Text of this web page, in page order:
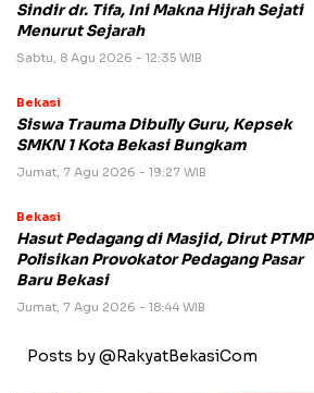
Sindir dr. Tifa, Ini Makna Hijrah Sejati
Menurut Sejarah
Sabtu, 8 Agu 2026 - 12:35 WIB
Bekasi
Siswa Trauma Dibully Guru, Kepsek
SMKN 1 Kota Bekasi Bungkam
Jumat, 7 Agu 2026 - 19:27 WIB
Bekasi
Hasut Pedagang di Masjid, Dirut PTMP
Polisikan Provokator Pedagang Pasar
Baru Bekasi
Jumat, 7 Agu 2026 - 18:44 WIB
Posts by @RakyatBekasiCom